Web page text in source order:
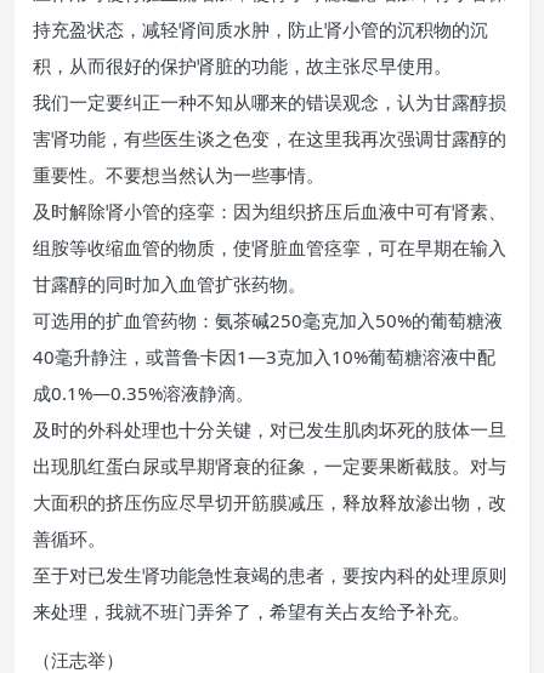
持充盈状态，减轻肾间质水肿，防止肾小管的沉积物的沉
积，从而很好的保护肾脏的功能，故主张尽早使用。
我们一定要纠正一种不知从哪来的错误观念，认为甘露醇损
害肾功能，有些医生谈之色变，在这里我再次强调甘露醇的
重要性。不要想当然认为一些事情。
及时解除肾小管的痉挛：因为组织挤压后血液中可有肾素、
组胺等收缩血管的物质，使肾脏血管痉挛，可在早期在输入
甘露醇的同时加入血管扩张药物。
可选用的扩血管药物：氨茶碱250毫克加入50%的葡萄糖液
40毫升静注，或普鲁卡因1—3克加入10%葡萄糖溶液中配
成0.1%—0.35%溶液静滴。
及时的外科处理也十分关键，对已发生肌肉坏死的肢体一旦
出现肌红蛋白尿或早期肾衰的征象，一定要果断截肢。对与
大面积的挤压伤应尽早切开筋膜减压，释放释放渗出物，改
善循环。
至于对已发生肾功能急性衰竭的患者，要按内科的处理原则
来处理，我就不班门弄斧了，希望有关占友给予补充。
（汪志举）